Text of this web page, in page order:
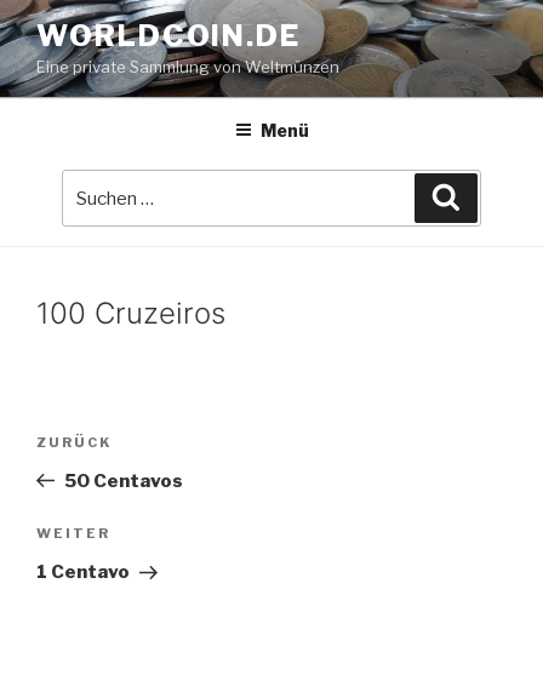
Zum
Inhalt
springen
WORLDCOIN.DE
Eine private Sammlung von Weltmünzen
Menü
100 Cruzeiros
Beitrags-
Vorheriger
Beitrag
ZURÜCK
50 Centavos
Nächster
Beitrag
WEITER
1 Centavo